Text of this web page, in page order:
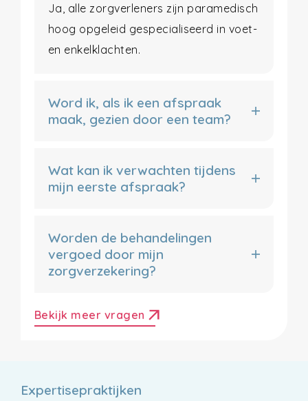
Ja, alle zorgverleners zijn paramedisch
hoog opgeleid gespecialiseerd in voet-
en enkelklachten.
Word ik, als ik een afspraak
maak, gezien door een team?
Wat kan ik verwachten tijdens
mijn eerste afspraak?
Worden de behandelingen
vergoed door mijn
zorgverzekering?
Bekijk meer vragen arrow_outward
Expertisepraktijken